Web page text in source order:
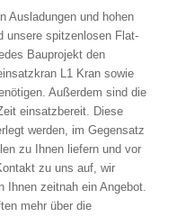
Ausladungen und hohen
unsere spitzenlosen Flat-
Bauprojekt den
L1 Kran sowie
Außerdem sind die
einsatzbereit. Diese
werden, im Gegensatz
zu Ihnen liefern und vor
zu uns auf, wir
Ihnen zeitnah ein Angebot.
mehr über die